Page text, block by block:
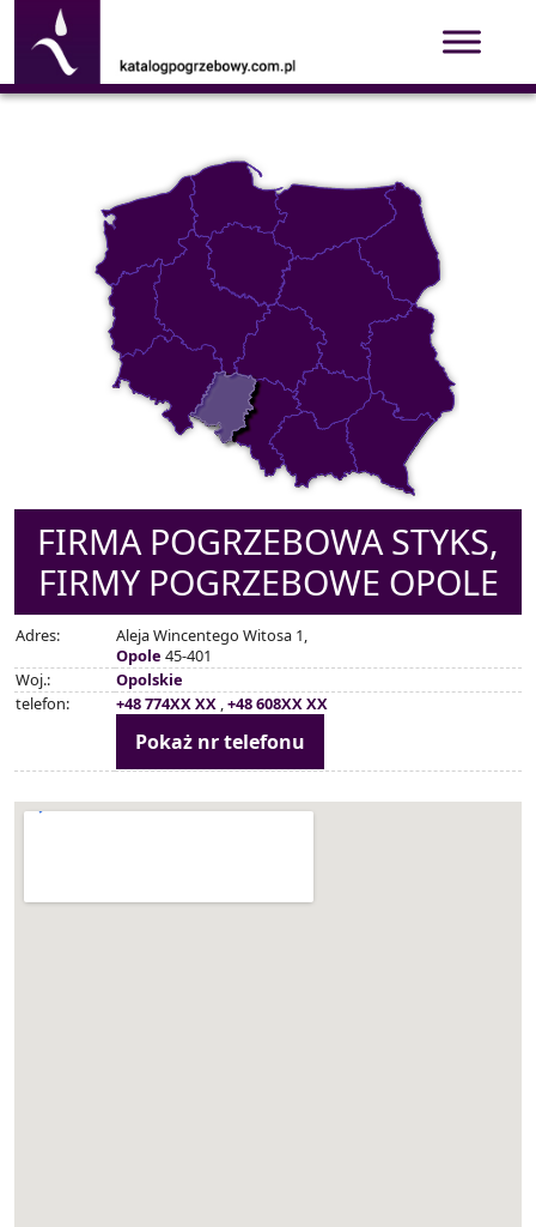
FIRMA POGRZEBOWA STYKS,
FIRMY POGRZEBOWE OPOLE
Adres:
Aleja Wincentego Witosa 1,
Opole 45-401
Woj.:
Opolskie
telefon:
+48 774XX XX ,+48 608XX XX
Pokaż nr telefonu